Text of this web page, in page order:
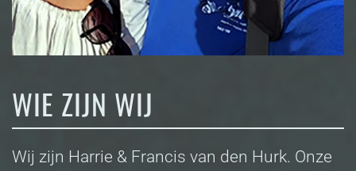
WIE ZIJN WIJ
Wij zijn Harrie & Francis van den Hurk. Onze